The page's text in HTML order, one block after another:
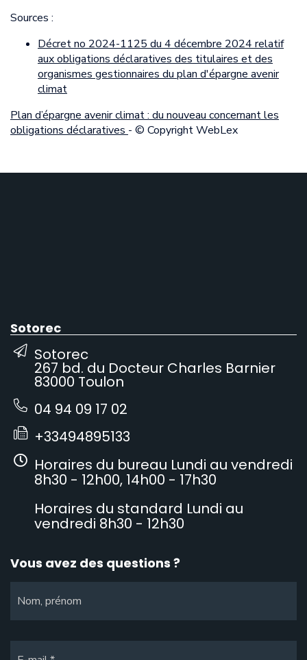
Sources :
Décret no 2024-1125 du 4 décembre 2024 relatif
aux obligations déclaratives des titulaires et des
organismes gestionnaires du plan d'épargne avenir
climat
Plan d’épargne avenir climat : du nouveau concernant les
obligations déclaratives - © Copyright WebLex
Sotorec
Sotorec
267 bd. du Docteur Charles Barnier
83000 Toulon
04 94 09 17 02
+33494895133
Horaires du bureau Lundi au vendredi
8h30 - 12h00, 14h00 - 17h30
Horaires du standard Lundi au
vendredi 8h30 - 12h30
Vous avez des questions ?
Nom, prénom